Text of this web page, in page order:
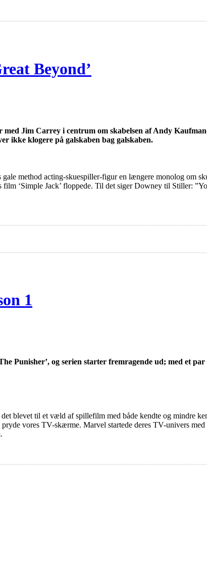
Beyond’
Jim Carrey i centrum om skabelsen af Andy
ikke klogere på galskaben bag galskaben.
method acting-skuespiller-figur en længere monolog om
film ‘Simple Jack’ floppede. Til det siger Downey til Stiller:
1
Punisher’, og serien starter fremragende ud; med et
blevet til et væld af spillefilm med både kendte og mindre
vores TV-skærme. Marvel startede deres TV-univers